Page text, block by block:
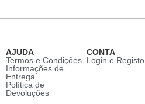
AJUDA
Termos e Condições
Informações de
Entrega
Política de
Devoluções
CONTA
Login e Registo